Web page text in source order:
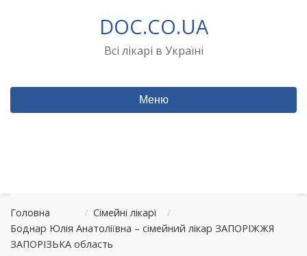
DOC.CO.UA
Всі лікарі в Україні
Меню
Головна / Сімейні лікарі
/
Боднар Юлія Анатоліївна – сімейний лікар ЗАПОРІЖЖЯ
ЗАПОРІЗЬКА область